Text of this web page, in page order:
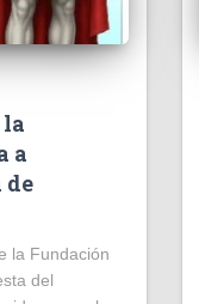
la
a
de
la Fundación
del